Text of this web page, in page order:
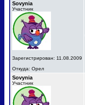
Sovynia
Участник
Зарегистрирован: 11.08.2009
Откуда: Орел
Sovynia
Участник